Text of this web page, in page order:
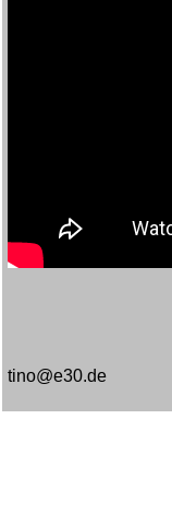
tino@e30.de